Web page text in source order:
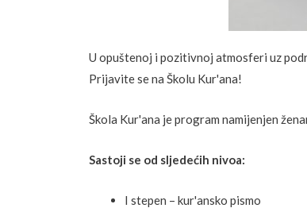
U opuštenoj i pozitivnoj atmosferi uz
Prijavite se na Školu Kur'ana!
Škola Kur'ana je program namijenjen
Sastoji se od sljedećih nivoa:
I stepen – kur'ansko pismo